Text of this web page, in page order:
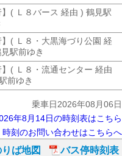
】( Ｌ８バース 経由 ) 鶴見駅
】( Ｌ８・大黒海づり公園 経
駅前ゆき
】( Ｌ８・流通センター 経由
前ゆき
乗車日2026年08月06日
年8月14日の時刻表はこちら
時刻のお問い合わせはこちらへ
ば地図
バス停時刻表